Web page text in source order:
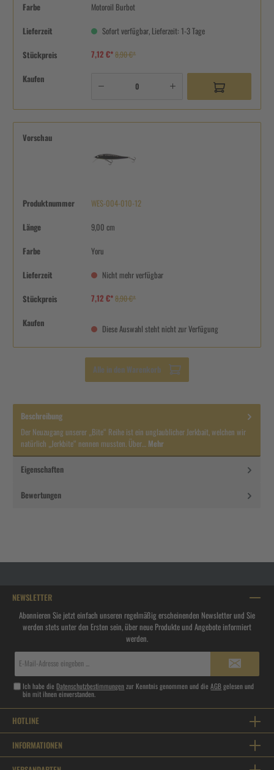
Farbe Motoroil Burbot
Lieferzeit Sofort verfügbar, Lieferzeit: 1-3 Tage
Stückpreis 7,12 €*8,90 €*
Kaufen
Vorschau
Produktnummer WES-004-010-12
Länge 9,00 cm
Farbe Yoru
Lieferzeit Nicht mehr verfügbar
Stückpreis 7,12 €*8,90 €*
Kaufen
Diese Auswahl steht nicht zur Verfügung
Alle in den Warenkorb
Beschreibung
Der Neuzugang unserer „Bite“ Reihe ist ein unglaublicher Jerkbait, welchen wir
natürlich „Jerkbite“ nennen mussten. Über… Mehr
Eigenschaften
Bewertungen
NEWSLETTER
Abonnieren Sie jetzt einfach unseren regelmäßig erscheinenden Newsletter und Sie
werden stets unter den Ersten sein, über neue Produkte und Angebote informiert
werden.
Ich habe die Datenschutzbestimmungenzur Kenntnis genommen und dieAGBgelesen und
bin mit ihnen einverstanden.
HOTLINE
INFORMATIONEN